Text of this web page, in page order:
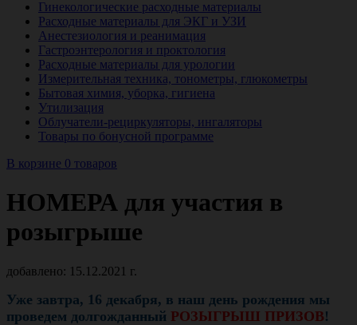
Гинекологические расходные материалы
Расходные материалы для ЭКГ и УЗИ
Анестезиология и реанимация
Гастроэнтерология и проктология
Расходные материалы для урологии
Измерительная техника, тонометры, глюкометры
Бытовая химия, уборка, гигиена
Утилизация
Облучатели-рециркуляторы, ингаляторы
Товары по бонусной программе
В корзине 0 товаров
НОМЕРА для участия в
розыгрыше
добавлено: 15.12.2021 г.
Уже завтра, 16 декабря, в наш день рождения мы
проведем долгожданный РОЗЫГРЫШ ПРИЗОВ!